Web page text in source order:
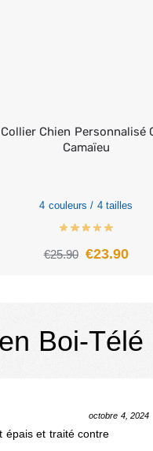
Collier Chien Personnalisé
Camaïeu
4 couleurs / 4 tailles
€25.90 €23.90
Boi-Télé
octobre 4, 2024
épais et traité contre